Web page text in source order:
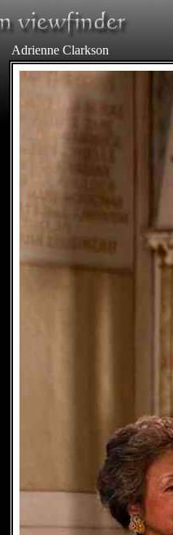
Adrienne Clarkson